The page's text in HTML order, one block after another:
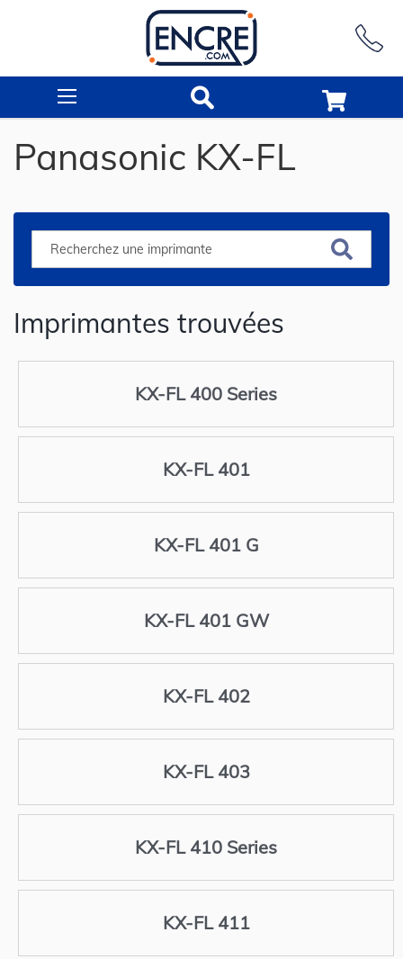
Panasonic KX-FL
Imprimantes trouvées
KX-FL 400 Series
KX-FL 401
KX-FL 401 G
KX-FL 401 GW
KX-FL 402
KX-FL 403
KX-FL 410 Series
KX-FL 411